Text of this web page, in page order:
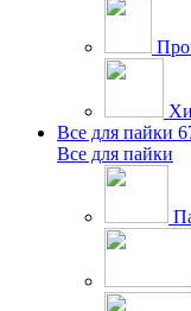
Все для пайки
Все для пайки